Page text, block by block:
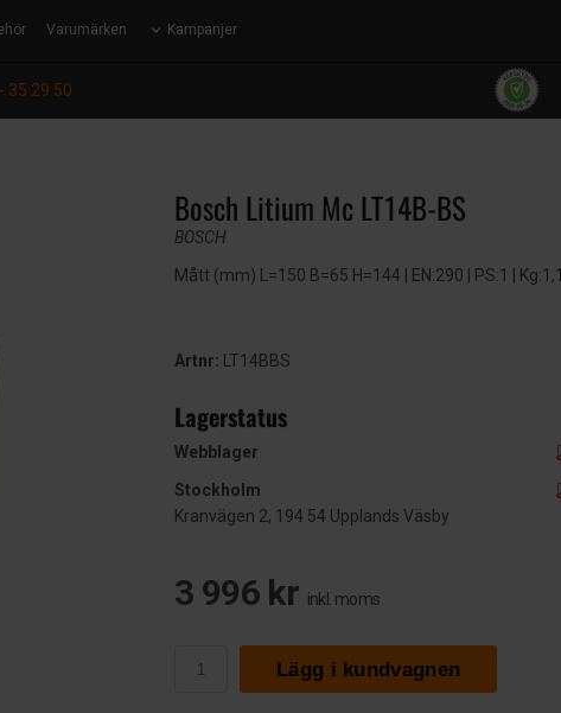
Varumärken Kampanjer
35 29 50
Bosch Litium Mc LT14B-BS
BOSCH
Mått (mm) L=150 B=65 H=144 | EN:290 | PS:1 | Kg:1,1
Artnr: LT14BBS
Lagerstatus
Webblager
Stockholm
Kranvägen 2, 194 54 Upplands Väsby
3 996 kr inkl. moms
Lägg i kundvagnen